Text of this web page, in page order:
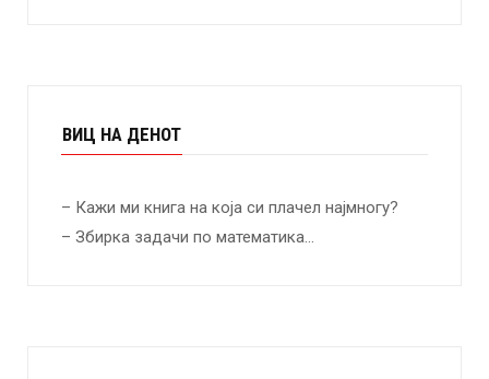
ВИЦ НА ДЕНОТ
– Кажи ми книга на која си плачел најмногу?
– Збирка задачи по математика…